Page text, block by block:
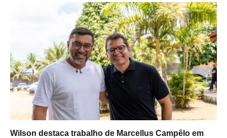
Wilson destaca trabalho de Marcellus Campêlo em